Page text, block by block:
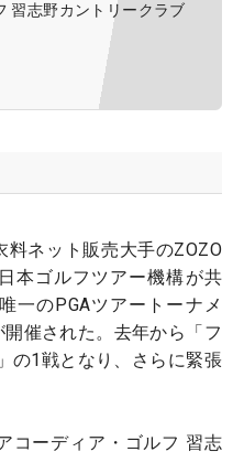
習志野カントリークラブ
料ネット販売大手のZOZO
本ゴルフツアー機構が共
一のPGAツアートーナメ
催された。去年から「フ
の1戦となり、さらに緊張
コーディア・ゴルフ 習志